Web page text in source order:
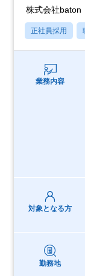
株式会社baton
正社員採用
業務内容
対象となる方
勤務地